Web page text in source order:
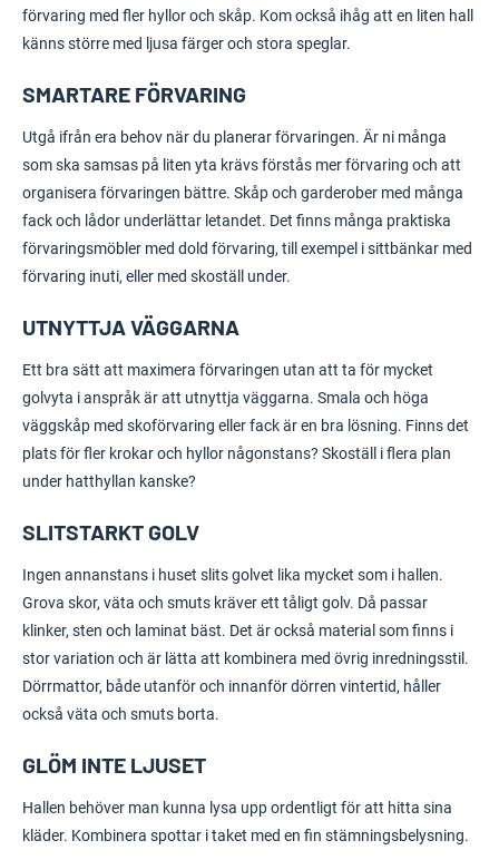
förvaring med fler hyllor och skåp. Kom också ihåg att en liten hall
känns större med ljusa färger och stora speglar.
SMARTARE FÖRVARING
Utgå ifrån era behov när du planerarförvaringen. Är ni många
som ska samsas på liten yta krävs förstås mer förvaring och att
organisera förvaringen bättre. Skåp och garderober med många
fack och lådor underlättar letandet. Det finns många praktiska
förvaringsmöbler med dold förvaring, till exempel i sittbänkar med
förvaring inuti, eller med skoställ under.
UTNYTTJA VÄGGARNA
Ett bra sätt att maximera förvaringen utan att ta för mycket
golvyta i anspråk är att utnyttja väggarna. Smala och höga
väggskåp med skoförvaring eller fack är en bra lösning. Finns det
plats för fler krokar och hyllor någonstans? Skoställ i flera plan
under hatthyllan kanske?
SLITSTARKT GOLV
Ingen annanstans i huset slits golvet lika mycket som i hallen.
Grova skor, väta och smuts kräver ett tåligt golv. Då passar
klinker, sten och laminat bäst. Det är också material som finns i
stor variation och är lätta att kombinera med övrig inredningsstil.
Dörrmattor, både utanför och innanför dörren vintertid, håller
också väta och smuts borta.
GLÖM INTE LJUSET
Hallen behöver man kunna lysa upp ordentligt för att hitta sina
kläder. Kombinera spottar i taket med en fin stämningsbelysning.